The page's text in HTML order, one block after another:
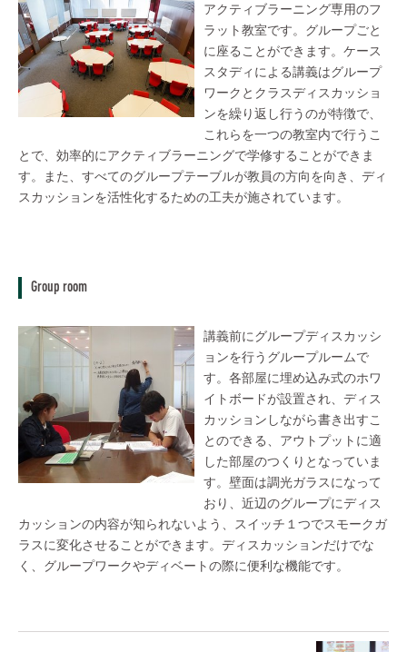
アクティブラーニング専用のフ
ラット教室です。グループごと
に座ることができます。ケース
スタディによる講義はグループ
ワークとクラスディスカッショ
ンを繰り返し行うのが特徴で、
これらを一つの教室内で行うこ
とで、効率的にアクティブラーニングで学修することができま
す。また、すべてのグループテーブルが教員の方向を向き、ディ
スカッションを活性化するための工夫が施されています。
Group room
講義前にグループディスカッシ
ョンを行うグループルームで
す。各部屋に埋め込み式のホワ
イトボードが設置され、ディス
カッションしながら書き出すこ
とのできる、アウトプットに適
した部屋のつくりとなっていま
す。壁面は調光ガラスになって
おり、近辺のグループにディス
カッションの内容が知られないよう、スイッチ１つでスモークガ
ラスに変化させることができます。ディスカッションだけでな
く、グループワークやディベートの際に便利な機能です。